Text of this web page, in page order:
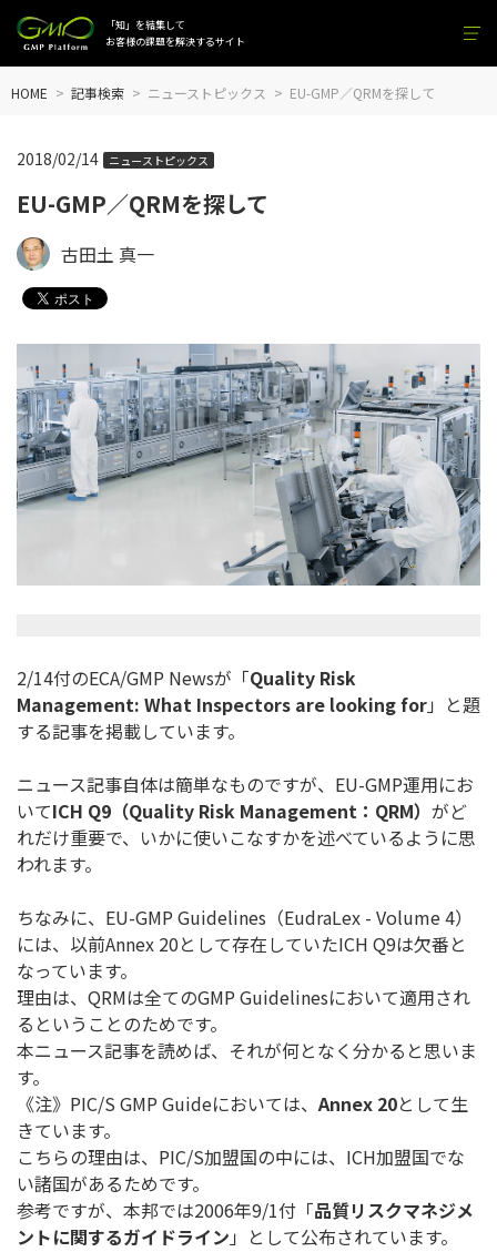
「知」を結集して
お客様の課題を解決するサイト
HOME 記事検索 ニューストピックス EU-GMP／QRMを探して
EU-GMP／QRMを探して
2018/02/14 ニューストピックス
古田土 真一
2/14付のECA/GMP Newsが「Quality Risk
Management: What Inspectors are looking for」と題
する記事を掲載しています。
ニュース記事自体は簡単なものですが、EU-GMP運用にお
いてICH Q9 （Quality Risk Management ： QRM） がど
れだけ重要で、 いかに使いこなすかを述べているように思
われます。
ちなみに、EU-GMP Guidelines（EudraLex - Volume 4）
には、以前Annex 20として存在していたICH Q9は欠番と
なっています。
理由は、QRMは全てのGMP Guidelinesにおいて適用され
るということのためです。
本ニュース記事を読めば、それが何となく分かると思いま
す。
《注》PIC/S GMP Guideにおいては、Annex 20として生
きています。
こちらの理由は、PIC/S加盟国の中には、ICH加盟国でな
い諸国があるためです。
参考ですが、本邦では2006年9/1付「品質リスクマネジメ
ン トに関するガイドライン 」として公布されています。